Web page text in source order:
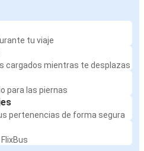
tu viaje
cargados mientras te desplazas
para las piernas
pertenencias de forma segura